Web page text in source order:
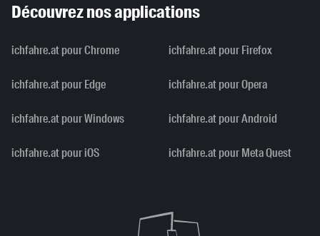
Découvrez nos applications
ichfahre.at pour Chrome ichfahre.at pour Firefox
ichfahre.at pour Edge ichfahre.at pour Opera
ichfahre.at pour Windows ichfahre.at pour Android
ichfahre.at pour iOS ichfahre.at pour Meta Quest